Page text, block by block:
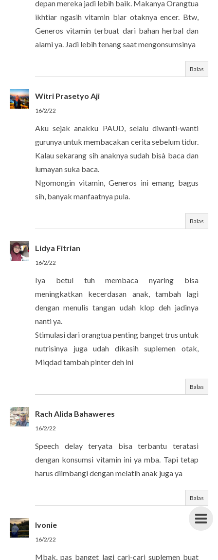
depan mereka jadi lebih baik. Makanya Orangtua
ikhtiar ngasih vitamin biar otaknya encer. Btw,
Generos vitamin terbuat dari bahan herbal dan
alami ya. Jadi lebih tenang saat mengonsumsinya
Balas
Witri Prasetyo Aji
16/2/22
Aku sejak anakku PAUD, selalu diwanti-wanti
gurunya untuk membacakan cerita sebelum tidur.
Kalau sekarang sih anaknya sudah bisà baca dan
lumayan suka baca.
Ngomongin vitamin, Generos ini emang bagus
sih, banyak manfaatnya pula.
Balas
Lidya Fitrian
16/2/22
Iya betul tuh membaca nyaring bisa
meningkatkan kecerdasan anak, tambah lagi
dengan menulis tangan udah klop deh jadinya
nanti ya.
Stimulasi dari orangtua penting banget trus untuk
nutrisinya juga udah dikasih suplemen otak,
Miqdad tambah pinter deh ini
Balas
Rach Alida Bahaweres
16/2/22
Speech delay teryata bisa terbantu teratasi
dengan konsumsi vitamin ini ya mba. Tapi tetap
harus diimbangi dengan melatih anak juga ya
Balas
Ivonie
16/2/22
Mbak, pas banget lagi cari-cari suplemen buat